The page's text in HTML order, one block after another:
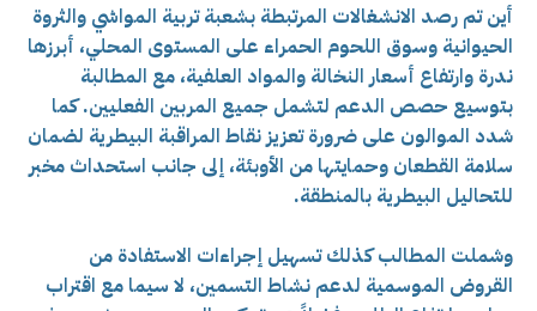
أين تم رصد الانشغالات المرتبطة بشعبة تربية المواشي والثروة
الحيوانية وسوق اللحوم الحمراء على المستوى المحلي، أبرزها
ندرة وارتفاع أسعار النخالة والمواد العلفية، مع المطالبة
بتوسيع حصص الدعم لتشمل جميع المربين الفعليين. كما
شدد الموالون على ضرورة تعزيز نقاط المراقبة البيطرية لضمان
سلامة القطعان وحمايتها من الأوبئة، إلى جانب استحداث مخبر
للتحاليل البيطرية بالمنطقة.
وشملت المطالب كذلك تسهيل إجراءات الاستفادة من
القروض الموسمية لدعم نشاط التسمين، لا سيما مع اقتراب